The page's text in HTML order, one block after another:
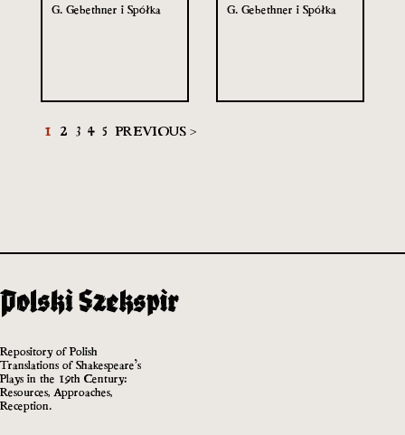
G. Gebethner i Spółka G. Gebethner i Spółka
1 2 3 4 5 PREVIOUS >
Repository of Polish
Translations of Shakespeare’s
Plays in the 19th Century:
Resources, Approaches,
Reception.